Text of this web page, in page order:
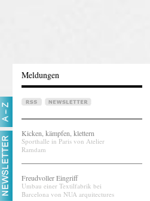
Meldungen
Kicken, kämpfen, klettern
Sporthalle in Paris von Atelier
Ramdam
Freudvoller Eingriff
Umbau einer Textilfabrik bei
Barcelona von NUA arquitectures